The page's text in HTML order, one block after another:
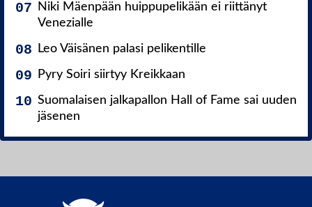
Niki Mäenpään huippupelikään ei riittänyt
Venezialle
Leo Väisänen palasi pelikentille
Pyry Soiri siirtyy Kreikkaan
Suomalaisen jalkapallon Hall of Fame sai uuden
jäsenen